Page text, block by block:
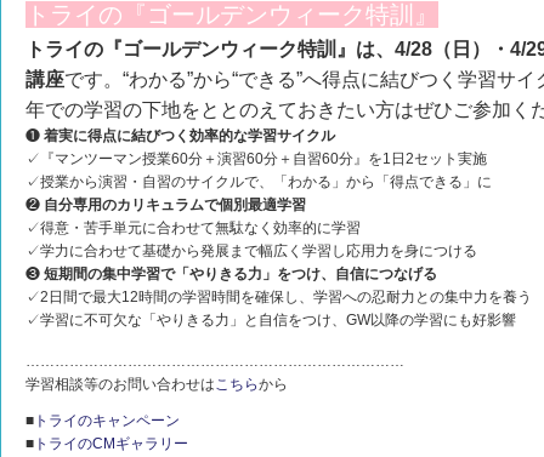
トライの『ゴールデンウィーク特訓』
トライの『ゴールデンウィーク特訓』は、4/28（日）・4/
講座です。“わかる”から“できる”へ得点に結びつく学習サ
年での学習の下地をととのえておきたい方はぜひご参加く
❶ 着実に得点に結びつく効率的な学習サイクル
✓『マンツーマン授業60分＋演習60分＋自習60分』を1日2セット実施
✓授業から演習・自習のサイクルで、「わかる」から「得点できる」に
❷ 自分専用のカリキュラムで個別最適学習
✓得意・苦手単元に合わせて無駄なく効率的に学習
✓学力に合わせて基礎から発展まで幅広く学習し応用力を身につける
❸ 短期間の集中学習で「やりきる力」をつけ、自信につなげる
✓2日間で最大12時間の学習時間を確保し、学習への忍耐力との集中力を養う
✓学習に不可欠な「やりきる力」と自信をつけ、GW以降の学習にも好影響
……………………………………………………………………
学習相談等のお問い合わせはこちらから
■ トライのキャンペーン
■ トライのCMギャラリー